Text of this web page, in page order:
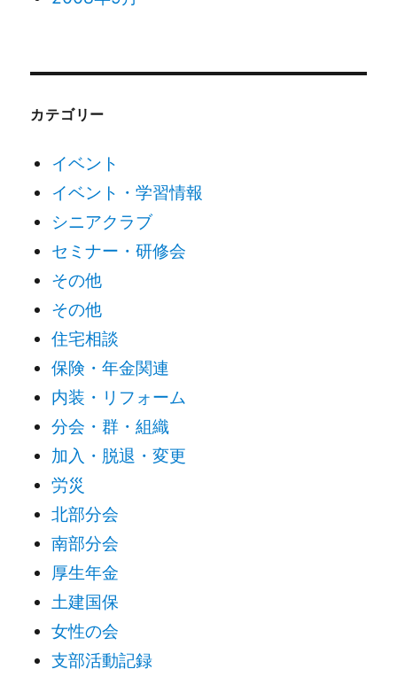
カテゴリー
イベント
イベント・学習情報
シニアクラブ
セミナー・研修会
その他
その他
住宅相談
保険・年金関連
内装・リフォーム
分会・群・組織
加入・脱退・変更
労災
北部分会
南部分会
厚生年金
土建国保
女性の会
支部活動記録